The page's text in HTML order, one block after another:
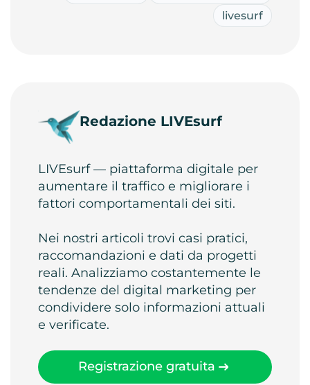
livesurf
Redazione LIVEsurf
LIVEsurf — piattaforma digitale per
aumentare il traffico e migliorare i
fattori comportamentali dei siti.
Nei nostri articoli trovi casi pratici,
raccomandazioni e dati da progetti
reali. Analizziamo costantemente le
tendenze del digital marketing per
condividere solo informazioni attuali
e verificate.
Registrazione gratuita